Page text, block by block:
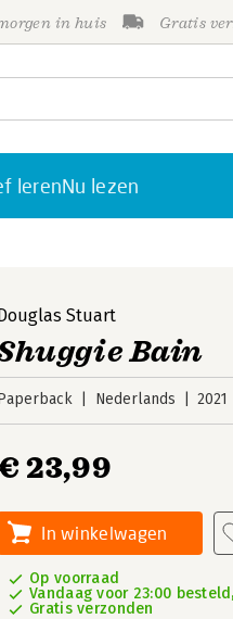
in huis Gratis
lerenNu lezen
Stuart
Bain
Nederlands 2021
23,99
In winkelwagen
Op voorraad
Vandaag voor 23:00
Gratis verzonden